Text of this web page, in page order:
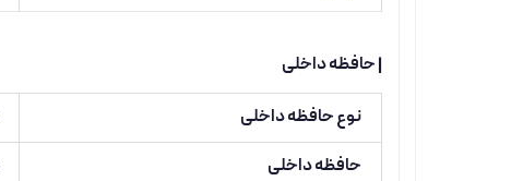
| حافظه داخلی
نوع حافظه داخلی
حافظه داخلی